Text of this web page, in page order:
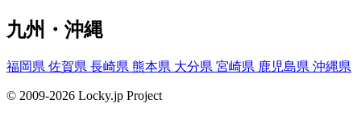
九州・沖縄
福岡県 佐賀県 長崎県 熊本県 大分県 宮崎県 鹿児島県 沖縄県
© 2009-2026 Locky.jp Project